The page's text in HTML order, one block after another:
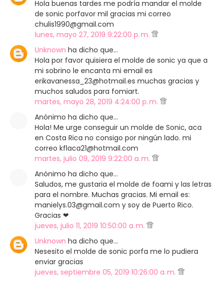
Hola buenas tardes me podría mandar el molde
de sonic porfavor mil gracias mi correo
chulis1990@gmail.com
lunes, mayo 27, 2019 9:22:00 p. m.
Unknown ha dicho que…
Hola por favor quisiera el molde de sonic ya que a
mi sobrino le encanta mi email es
erikavanessa_23@hotmail.es muchas gracias y
muchos saludos para fomiart.
martes, mayo 28, 2019 4:24:00 p. m.
Anónimo ha dicho que…
Hola! Me urge conseguir un molde de Sonic, aca
en Costa Rica no consigo por ningún lado. mi
correo kflaca21@hotmail.com
martes, julio 09, 2019 9:22:00 a. m.
Anónimo ha dicho que…
Saludos, me gustaria el molde de foami y las letras
para el nombre. Muchas gracias. Mi email es:
manielys.03@gmail.com y soy de Puerto Rico.
Gracias ❤
jueves, julio 11, 2019 10:50:00 a. m.
Unknown ha dicho que…
Nesesito el molde de sonic porfa me lo pudiera
enviar gracias
jueves, septiembre 05, 2019 10:26:00 a. m.